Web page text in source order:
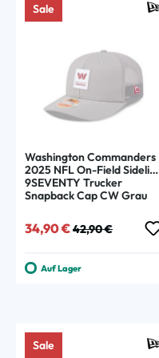
Sale
Washington Commanders
2025 NFL On-Field Sideline
9SEVENTY Trucker
Snapback Cap CW Grau
Verkaufspreis:
34,90 € Regulärer Preis:
42,90 €
Auf Lager
Sale